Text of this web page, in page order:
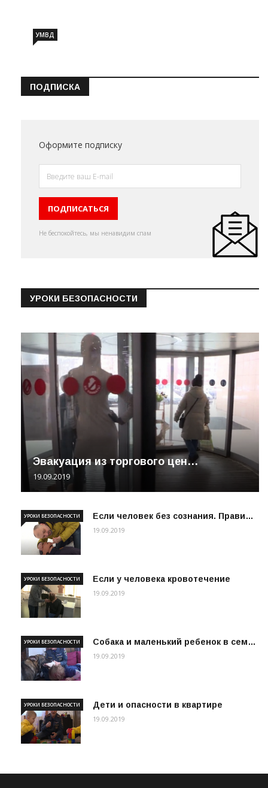
УМВД
ПОДПИСКА
Оформите подписку
Не беспокойтесь, мы ненавидим спам
УРОКИ БЕЗОПАСНОСТИ
Эвакуация из торгового цен…
19.09.2019
Если человек без сознания. Прави…
УРОКИ БЕЗОПАСНОСТИ
19.09.2019
Если у человека кровотечение
УРОКИ БЕЗОПАСНОСТИ
19.09.2019
Собака и маленький ребенок в сем…
УРОКИ БЕЗОПАСНОСТИ
19.09.2019
Дети и опасности в квартире
УРОКИ БЕЗОПАСНОСТИ
19.09.2019